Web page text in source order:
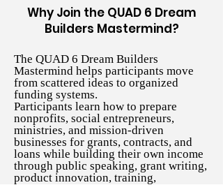
Why Join the QUAD 6 Dream
Builders Mastermind?
The QUAD 6 Dream Builders
Mastermind helps participants move
from scattered ideas to organized
funding systems.
Participants learn how to prepare
nonprofits, social entrepreneurs,
ministries, and mission-driven
businesses for grants, contracts, and
loans while building their own income
through public speaking, grant writing,
product innovation, training,